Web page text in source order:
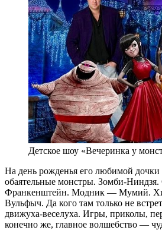
Детское шоу «Вечеринка у
На день рожденья его любимой дочки
обаятельные монстры. Зомби-
Франкенштейн. Модник — Мумий.
Вульфыч. Да кого там только не
движуха-веселуха. Игры, приколы,
конечно же, главное волшебство —